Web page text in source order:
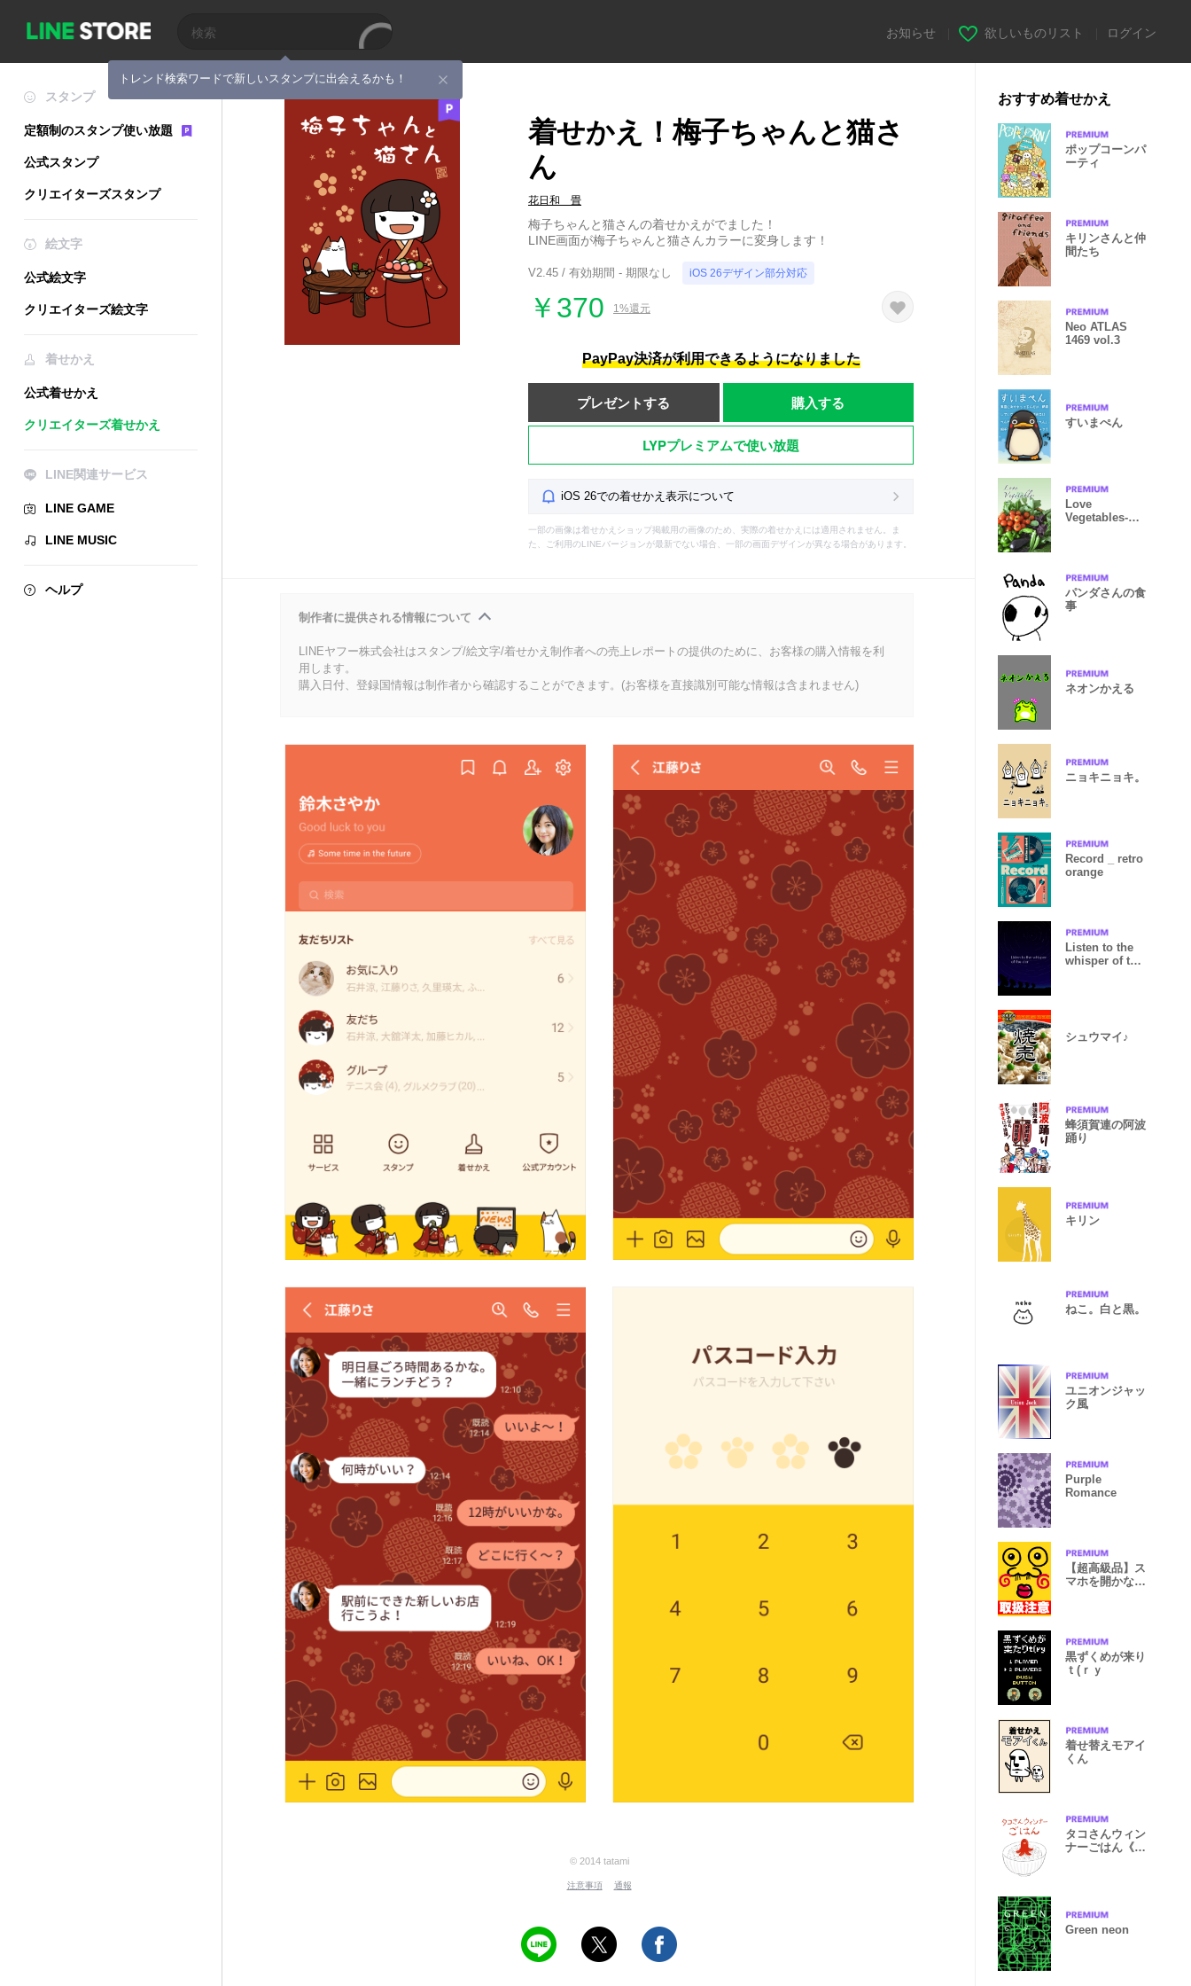
トレンド検索ワードで新しいスタンプに出会えるかも！
お知らせ 欲しいものリスト ログイン
スタンプ
定額制のスタンプ使い放題
公式スタンプ
クリエイターズスタンプ
絵文字
公式絵文字
クリエイターズ絵文字
着せかえ
公式着せかえ
クリエイターズ着せかえ
LINE関連サービス
LINE GAME
LINE MUSIC
ヘルプ
着せかえ！梅子ちゃんと猫さ
ん
花日和 畳
梅子ちゃんと猫さんの着せかえがでました！
LINE画面が梅子ちゃんと猫さんカラーに変身します！
V2.45 / 有効期間 - 期限なし iOS 26デザイン部分対応
￥370 1%還元
PayPay決済が利用できるようになりました
プレゼントする 購入する
LYPプレミアムで使い放題
iOS 26での着せかえ表示について
一部の画像は着せかえショップ掲載用の画像のため、実際の着せかえには適用されません。ま
た、ご利用のLINEバージョンが最新でない場合、一部の画面デザインが異なる場合があります。
制作者に提供される情報について
LINEヤフー株式会社はスタンプ/絵文字/着せかえ制作者への売上レポートの提供のために、お客様の購入情報を利
用します。
購入日付、登録国情報は制作者から確認することができます。(お客様を直接識別可能な情報は含まれません)
© 2014 tatami
注意事項 通報
おすすめ着せかえ
ポップコーンパ
ーティ
キリンさんと仲
間たち
Neo ATLAS
1469 vol.3
すいまぺん
Love
Vegetables-野
パンダさんの食
事
ネオンかえる
ニョキニョキ。
Record _ retro
orange
Listen to the
whisper of the
シュウマイ♪
蜂須賀連の阿波
踊り
キリン
ねこ。白と黒。
ユニオンジャッ
ク風
Purple
Romance
【超高級品】ス
マホを開かなく
黒ずくめが来り
ｔ(ｒｙ
着せ替えモアイ
くん
タコさんウィン
ナーごはん《イ
Green neon